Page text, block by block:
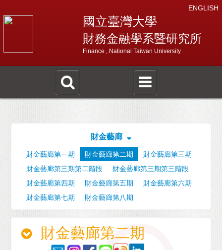
ENGLISH
國立臺灣大學
財務金融學系暨研究所
Finance , National Taiwan University
財金藝廊
財金藝廊第一期 財金藝廊第二期
財金藝廊第三期
財金藝廊第三期第二階段
財金藝廊第三期第三階段
財金藝廊第四期
財金藝廊第五期
財金藝廊第六期
財金藝廊第七期
財金藝廊第八期
財金藝廊第二期